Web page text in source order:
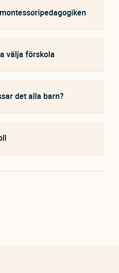
välja förskola
det alla barn?